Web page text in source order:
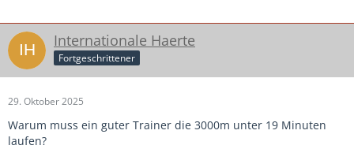
Internationale Haerte
Fortgeschrittener
29. Oktober 2025
Warum muss ein guter Trainer die 3000m unter 19 Minuten
laufen?